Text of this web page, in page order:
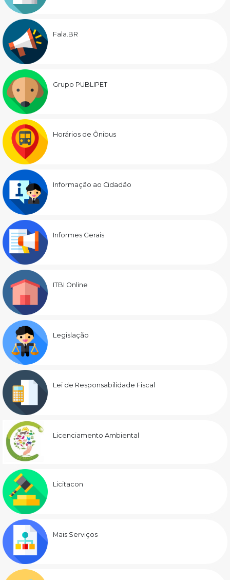
Fala.BR
Grupo PUBLIPET
Horários de Ônibus
Informação ao Cidadão
Informes Gerais
ITBI Online
Legislação
Lei de Responsabilidade Fiscal
Licenciamento Ambiental
Licitacon
Mais Serviços